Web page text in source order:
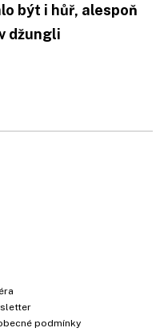
být i hůř, alespoň
džungli
podmínky